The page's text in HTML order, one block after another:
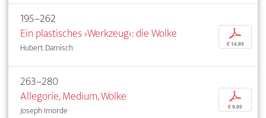
195–262
Ein plastisches ›Werkzeug‹: die Wolke
Hubert Damisch
p
€ 14,95
263–280
Allegorie, Medium, Wolke
Joseph Imorde
p
€ 9,95